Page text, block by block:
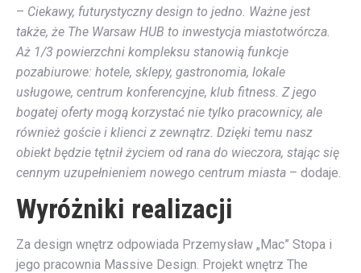
– Ciekawy, futurystyczny design to jedno. Ważne jest
także, że The Warsaw HUB to inwestycja miastotwórcza.
Aż 1/3 powierzchni kompleksu stanowią funkcje
pozabiurowe: hotele, sklepy, gastronomia, lokale
usługowe, centrum konferencyjne, klub fitness. Z jego
bogatej oferty mogą korzystać nie tylko pracownicy, ale
również goście i klienci z zewnątrz. Dzięki temu nasz
obiekt będzie tętnił życiem od rana do wieczora, stając się
cennym uzupełnieniem nowego centrum miasta – dodaje.
Wyróżniki realizacji
Za design wnętrz odpowiada Przemysław „Mac” Stopa i
jego pracownia Massive Design. Projekt wnętrz The